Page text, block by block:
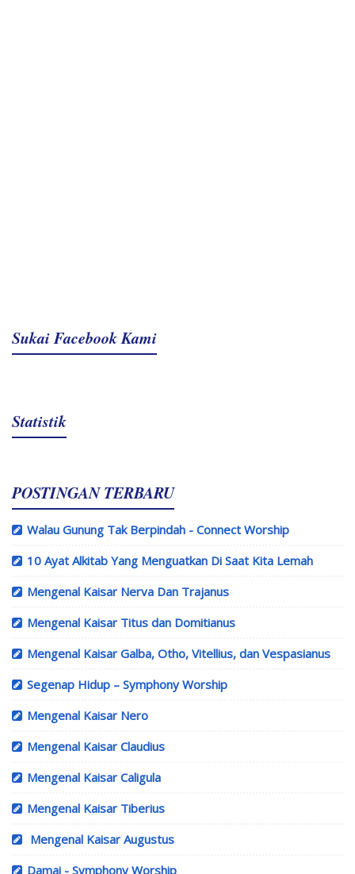
Sukai Facebook Kami
Statistik
POSTINGAN TERBARU
Walau Gunung Tak Berpindah - Connect Worship
10 Ayat Alkitab Yang Menguatkan Di Saat Kita Lemah
Mengenal Kaisar Nerva Dan Trajanus
Mengenal Kaisar Titus dan Domitianus
Mengenal Kaisar Galba, Otho, Vitellius, dan Vespasianus
Segenap Hidup – Symphony Worship
Mengenal Kaisar Nero
Mengenal Kaisar Claudius
Mengenal Kaisar Caligula
Mengenal Kaisar Tiberius
Mengenal Kaisar Augustus
Damai - Symphony Worship